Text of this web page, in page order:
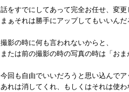
話をすでにしてあって完全お任せ、変
まぁそれは勝手にアップしてもいいんだ
撮影の時に何も言われないからと、
または前の撮影の時の写真の時は「お
今回も自由でいいだろうと思い込んでア
あれは消してくれ、もしくはそれは使